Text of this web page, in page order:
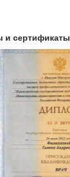
и сертификаты